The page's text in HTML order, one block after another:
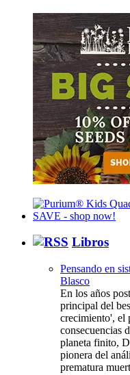
Libros
Pensando en
Blasco
En los años
principal del
crecimiento', el
consecuencias
planeta finito,
pionera del
prematura